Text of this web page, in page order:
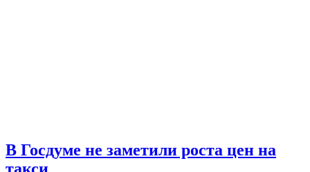
В Госдуме не заметили роста цен на